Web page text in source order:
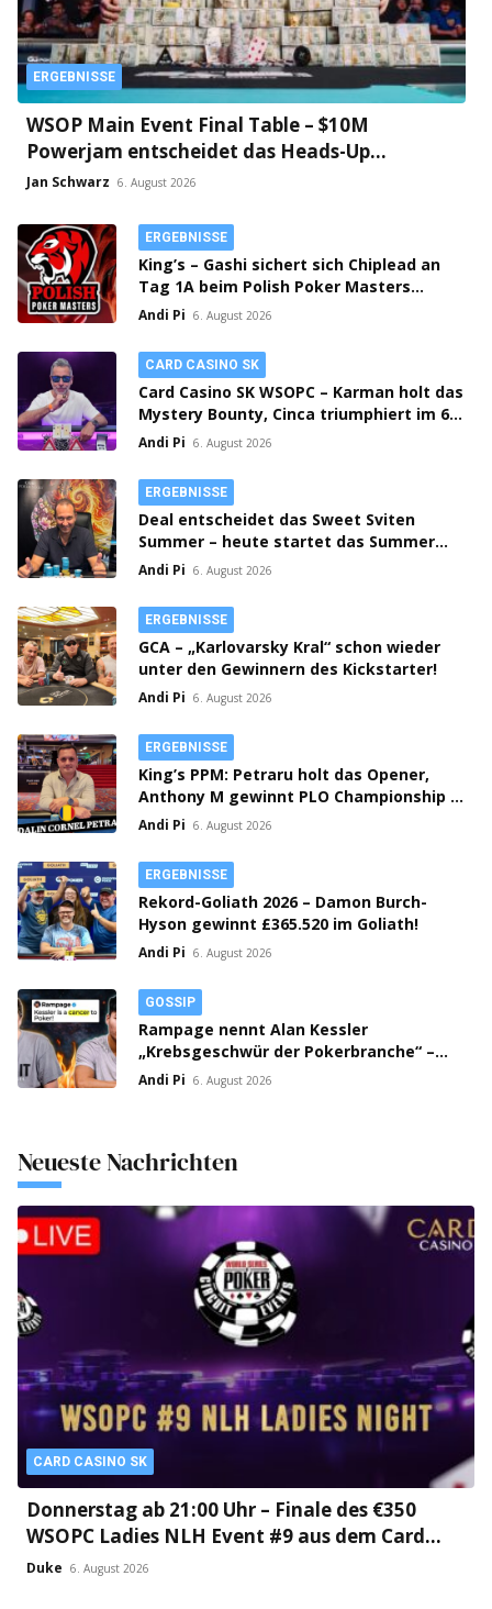
ERGEBNISSE
WSOP Main Event Final Table – $10M
Powerjam entscheidet das Heads-Up
zwischen Jumalon und Saaskilahti!
Jan Schwarz 6. August 2026
ERGEBNISSE
King’s – Gashi sichert sich Chiplead an
Tag 1A beim Polish Poker Masters
Mystery Bounty!
Andi Pi 6. August 2026
CARD CASINO SK
Card Casino SK WSOPC – Karman holt das
Mystery Bounty, Cinca triumphiert im 6-
Max!
Andi Pi 6. August 2026
ERGEBNISSE
Deal entscheidet das Sweet Sviten
Summer – heute startet das Summer
Open Bounty!
Andi Pi 6. August 2026
ERGEBNISSE
GCA – „Karlovarsky Kral“ schon wieder
unter den Gewinnern des Kickstarter!
Andi Pi 6. August 2026
ERGEBNISSE
King’s PPM: Petraru holt das Opener,
Anthony M gewinnt PLO Championship –
Prag spielt Flight 1C Million Crown!
Andi Pi 6. August 2026
ERGEBNISSE
Rekord-Goliath 2026 – Damon Burch-
Hyson gewinnt £365.520 im Goliath!
Andi Pi 6. August 2026
GOSSIP
Rampage nennt Alan Kessler
„Krebsgeschwür der Pokerbranche“ –
Streit auf X eskaliert!
Andi Pi 6. August 2026
Neueste Nachrichten
CARD CASINO SK
Donnerstag ab 21:00 Uhr – Finale des €350
WSOPC Ladies NLH Event #9 aus dem Card
Casino SK!
Duke 6. August 2026